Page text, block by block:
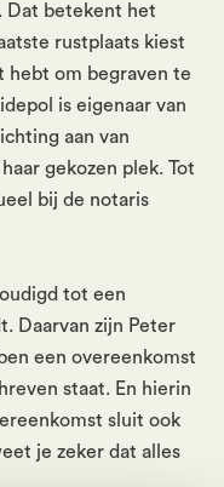
Dat betekent het
rustplaats kiest
hebt om begraven te
is eigenaar van
aan van
gekozen plek. Tot
bij de notaris
tot een
Daarvan zijn Peter
een overeenkomst
staat. En hierin
sluit ook
je zeker dat alles